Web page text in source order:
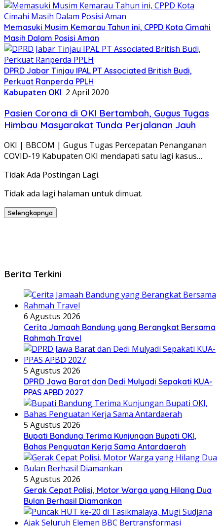
Memasuki Musim Kemarau Tahun ini, CPPD Kota Cimahi
Masih Dalam Posisi Aman
DPRD Jabar Tinjau IPAL PT Associated British Budi,
Perkuat Ranperda PPLH
Kabupaten OKI 2 April 2020
Pasien Corona di OKI Bertambah, Gugus Tugas
Himbau Masyarakat Tunda Perjalanan Jauh
OKI | BBCOM | Gugus Tugas Percepatan Penanganan
COVID-19 Kabupaten OKI mendapati satu lagi kasus…
Tidak Ada Postingan Lagi.
Tidak ada lagi halaman untuk dimuat.
Selengkapnya
Berita Terkini
6 Agustus 2026
Cerita Jamaah Bandung yang Berangkat Bersama
Rahmah Travel
5 Agustus 2026
DPRD Jawa Barat dan Dedi Mulyadi Sepakati KUA-
PPAS APBD 2027
5 Agustus 2026
Bupati Bandung Terima Kunjungan Bupati OKI,
Bahas Penguatan Kerja Sama Antardaerah
5 Agustus 2026
Gerak Cepat Polisi, Motor Warga yang Hilang Dua
Bulan Berhasil Diamankan